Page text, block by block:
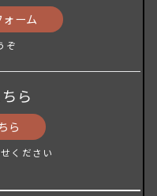
ーム
ぞ
ら
ら
ください